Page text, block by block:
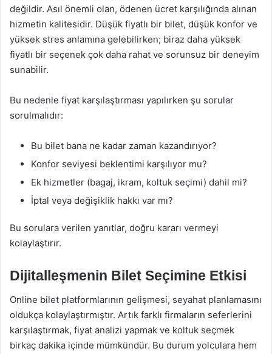
değildir. Asıl önemli olan, ödenen ücret karşılığında alınan
hizmetin kalitesidir. Düşük fiyatlı bir bilet, düşük konfor ve
yüksek stres anlamına gelebilirken; biraz daha yüksek
fiyatlı bir seçenek çok daha rahat ve sorunsuz bir deneyim
sunabilir.
Bu nedenle fiyat karşılaştırması yapılırken şu sorular
sorulmalıdır:
Bu bilet bana ne kadar zaman kazandırıyor?
Konfor seviyesi beklentimi karşılıyor mu?
Ek hizmetler (bagaj, ikram, koltuk seçimi) dahil mi?
İptal veya değişiklik hakkı var mı?
Bu sorulara verilen yanıtlar, doğru kararı vermeyi
kolaylaştırır.
Dijitalleşmenin Bilet Seçimine Etkisi
Online bilet platformlarının gelişmesi, seyahat planlamasını
oldukça kolaylaştırmıştır. Artık farklı firmaların seferlerini
karşılaştırmak, fiyat analizi yapmak ve koltuk seçmek
birkaç dakika içinde mümkündür. Bu durum yolculara hem